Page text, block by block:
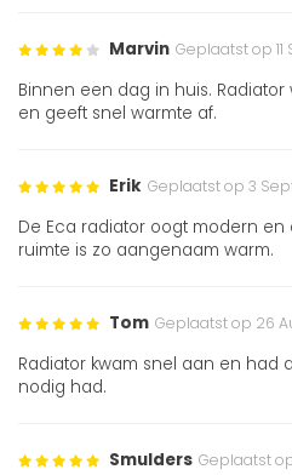
Marvin Geplaatst op
Binnen een dag in huis.
en geeft snel warmte af.
Erik Geplaatst op 3
De Eca radiator oogt modern en
ruimte is zo aangenaam warm.
Tom Geplaatst op 26
Radiator kwam snel aan en had
nodig had.
Smulders Geplaatst